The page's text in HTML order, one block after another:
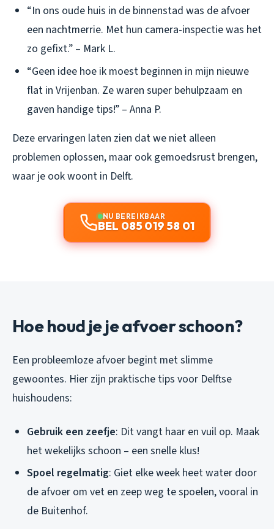
“In ons oude huis in de binnenstad was de afvoer
een nachtmerrie. Met hun camera-inspectie was het
zo gefixt.” – Mark L.
“Geen idee hoe ik moest beginnen in mijn nieuwe
flat in Vrijenban. Ze waren super behulpzaam en
gaven handige tips!” – Anna P.
Deze ervaringen laten zien dat we niet alleen
problemen oplossen, maar ook gemoedsrust brengen,
waar je ook woont in Delft.
NU BEREIKBAAR
BEL 085 019 58 01
Hoe houd je je afvoer schoon?
Een probleemloze afvoer begint met slimme
gewoontes. Hier zijn praktische tips voor Delftse
huishoudens:
Gebruik een zeefje: Dit vangt haar en vuil op. Maak
het wekelijks schoon – een snelle klus!
Spoel regelmatig: Giet elke week heet water door
de afvoer om vet en zeep weg te spoelen, vooral in
de Buitenhof.